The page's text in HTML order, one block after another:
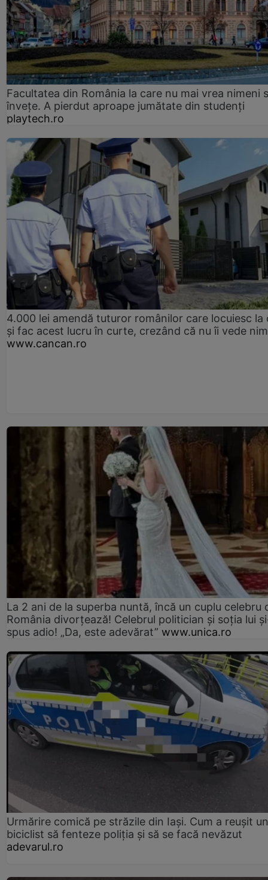
Facultatea din România la care nu mai vrea nimeni
înveţe. A pierdut aproape jumătate din studenţi
playtech.ro
4.000 lei amendă tuturor românilor care locuiesc la
și fac acest lucru în curte, crezând că nu îi vede
www.cancan.ro
La 2 ani de la superba nuntă, încă un cuplu celebru
România divorțează! Celebrul politician și soția lui
spus adio! „Da, este adevărat” www.unica.ro
Urmărire comică pe străzile din Iași. Cum a reușit un
biciclist să fenteze poliția și să se facă nevăzut
adevarul.ro